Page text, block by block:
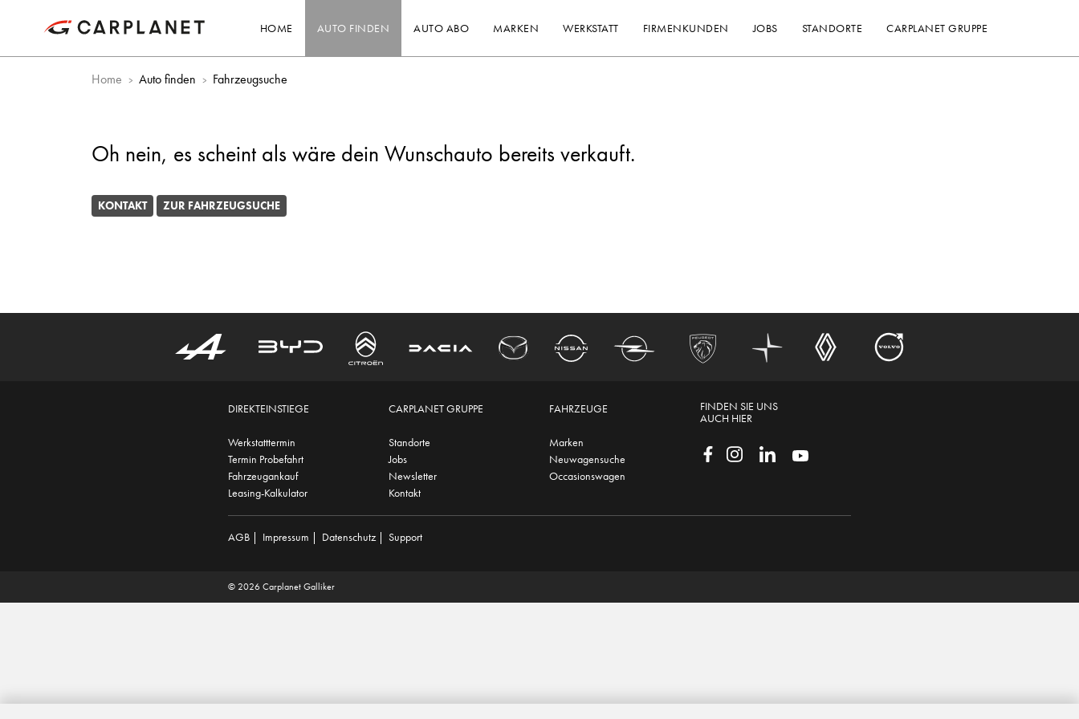
HOME AUTO FINDEN AUTO ABO MARKEN WERKSTATT FIRMENKUNDEN JOBS STANDORTE CARPLANET GRUPPE
Home Auto finden Fahrzeugsuche
Oh nein, es scheint als wäre dein Wunschauto bereits verkauft.
KONTAKT ZUR FAHRZEUGSUCHE
DIREKTEINSTIEGE
Werkstatttermin
Termin Probefahrt
Fahrzeugankauf
Leasing-Kalkulator
CARPLANET GRUPPE
Standorte
Jobs
Newsletter
Kontakt
FAHRZEUGE
Marken
Neuwagensuche
Occasionswagen
FINDEN SIE UNS
AUCH HIER
AGB | Impressum | Datenschutz| Support
© 2026 Carplanet Galliker